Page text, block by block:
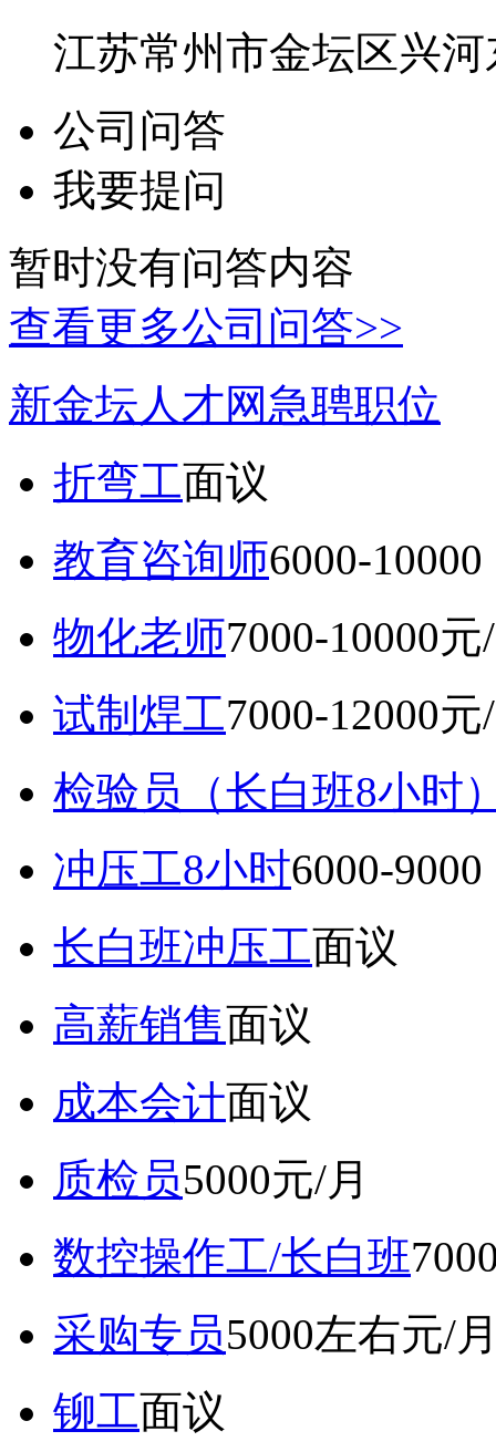
江苏常州市金坛区兴河
公司问答
我要提问
暂时没有问答内容
查看更多公司问答>>
新金坛人才网急聘职位
折弯工面议
教育咨询师6000-
物化老师7000-10000元
试制焊工7000-12000元
检验员（长白班8小时
冲压工8小时6000-
长白班冲压工面议
高薪销售面议
成本会计面议
质检员5000元/月
数控操作工/长白班
采购专员5000左右元/
铆工面议